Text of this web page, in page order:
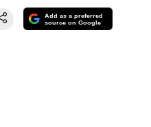
Add as a preferred
source on Google